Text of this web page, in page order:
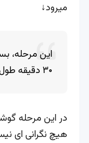
میرود↓
۳۰ دقیقه طول میکشد.
هیچ نگرانی ای